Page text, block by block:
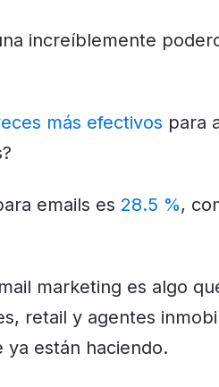
increíblemente
más efectivos para
emails es 28.5 %,
marketing es algo
retail y agentes
ya están haciendo.